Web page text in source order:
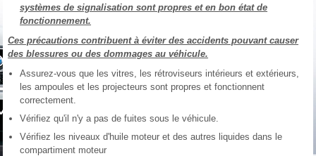
systèmes de signalisation sont propres et en bon état de
fonctionnement.
Ces précautions contribuent à éviter des accidents pouvant causer
des blessures ou des dommages au véhicule.
Assurez-vous que les vitres, les rétroviseurs intérieurs et extérieurs,
les ampoules et les projecteurs sont propres et fonctionnent
correctement.
Vérifiez qu'il n'y a pas de fuites sous le véhicule.
Vérifiez les niveaux d'huile moteur et des autres liquides dans le
compartiment moteur